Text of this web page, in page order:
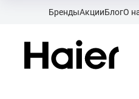
БрендыАкцииБлогО